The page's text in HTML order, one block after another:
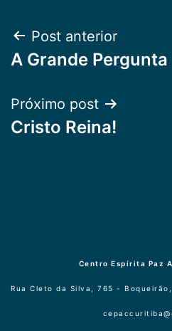
Navegação
de
Post
Post anterior
A Grande Pergunta
Próximo post
Cristo Reina!
Centro Espírita Paz
Rua Cleto da Silva, 765 -